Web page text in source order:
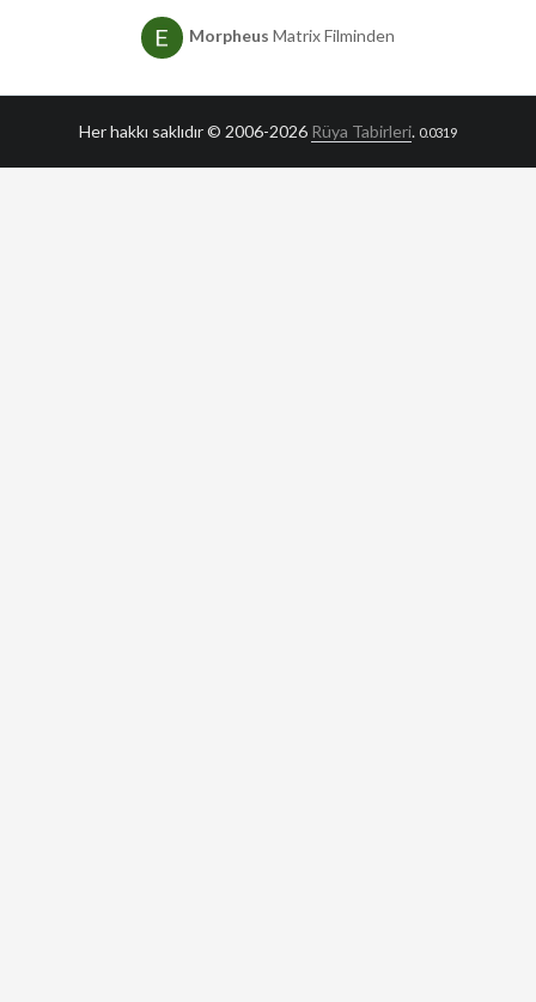
Morpheus Matrix Filminden
Her hakkı saklıdır © 2006-2026 Rüya Tabirleri. 0.0319